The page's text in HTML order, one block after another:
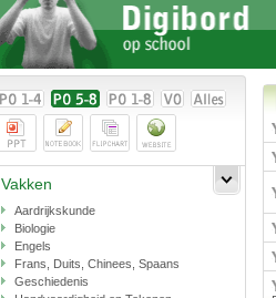
Vakken
Aardrijkskunde
Biologie
Engels
Frans, Duits, Chinees, Spaans
Geschiedenis